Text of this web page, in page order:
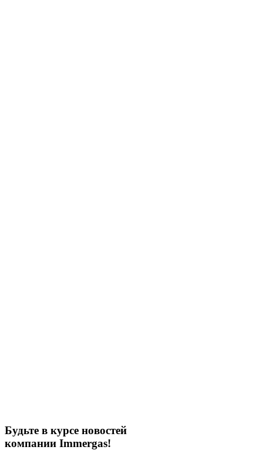
Будьте в курсе новостей
компании Immergas!